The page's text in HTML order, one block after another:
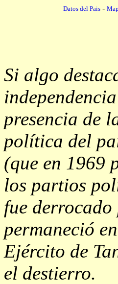
Datos del Pais-
Si algo
presencia de
política del
(que en 1969
los partios
fue
permaneció
Ejército de
el destierro.